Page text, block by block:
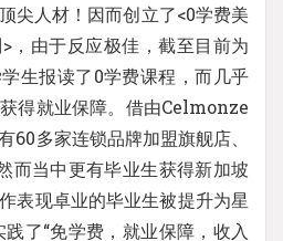
尖人材！因而创立了<0学费美
，由于反应极佳，截至目前为
生报读了0学费课程，而几乎
得就业保障。借由Celmonze
60多家连锁品牌加盟旗舰店、
而当中更有毕业生获得新加坡
表现卓业的毕业生被提升为星
了“免学费，就业保障，收入